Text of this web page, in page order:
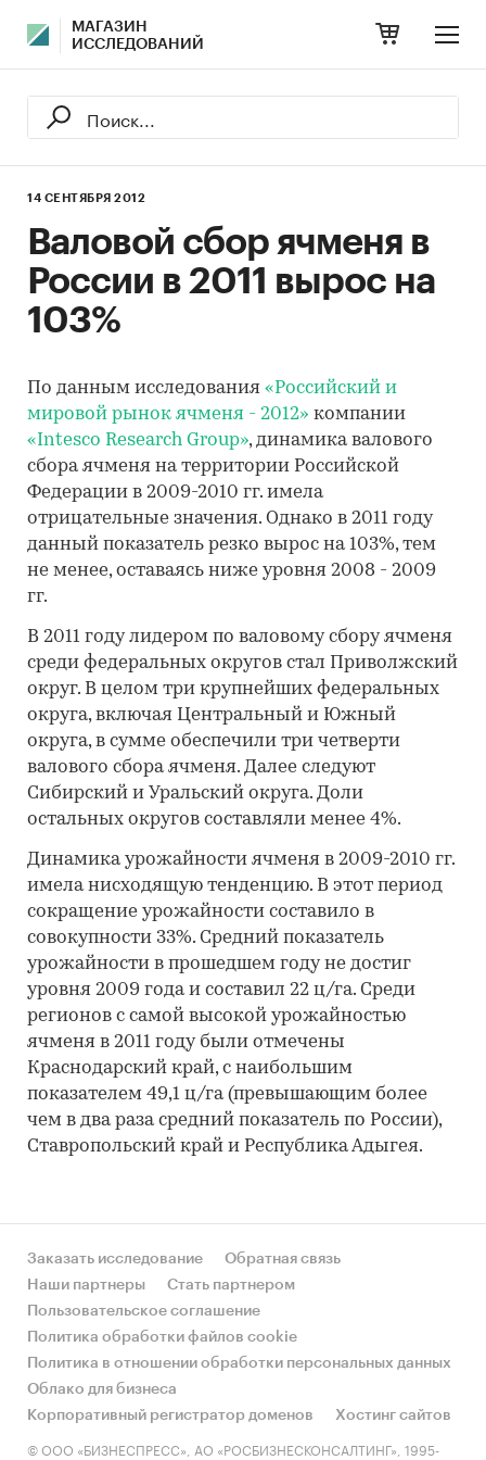
МАГАЗИН
ИССЛЕДОВАНИЙ
14 СЕНТЯБРЯ 2012
Валовой сбор ячменя в
России в 2011 вырос на
103%
По данным исследования «Российский и
мировой рынок ячменя - 2012» компании
«Intesco Research Group», динамика валового
сбора ячменя на территории Российской
Федерации в 2009-2010 гг. имела
отрицательные значения. Однако в 2011 году
данный показатель резко вырос на 103%, тем
не менее, оставаясь ниже уровня 2008 - 2009
гг.
В 2011 году лидером по валовому сбору ячменя
среди федеральных округов стал Приволжский
округ. В целом три крупнейших федеральных
округа, включая Центральный и Южный
округа, в сумме обеспечили три четверти
валового сбора ячменя. Далее следуют
Сибирский и Уральский округа. Доли
остальных округов составляли менее 4%.
Динамика урожайности ячменя в 2009-2010 гг.
имела нисходящую тенденцию. В этот период
сокращение урожайности составило в
совокупности 33%. Средний показатель
урожайности в прошедшем году не достиг
уровня 2009 года и составил 22 ц/га. Среди
регионов с самой высокой урожайностью
ячменя в 2011 году были отмечены
Краснодарский край, с наибольшим
показателем 49,1 ц/га (превышающим более
чем в два раза средний показатель по России),
Ставропольский край и Республика Адыгея.
Заказать исследование
Обратная связь
Наши партнеры
Стать партнером
Пользовательское соглашение
Политика обработки файлов cookie
Политика в отношении обработки персональных данных
Облако для бизнеса
Корпоративный регистратор доменов
Хостинг сайтов
© ООО «БИЗНЕСПРЕСС», АО «РОСБИЗНЕСКОНСАЛТИНГ», 1995-